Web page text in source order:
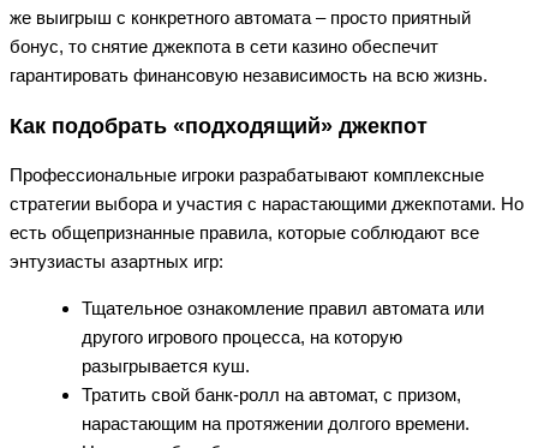
же выигрыш с конкретного автомата – просто приятный
бонус, то снятие джекпота в сети казино обеспечит
гарантировать финансовую независимость на всю жизнь.
Как подобрать «подходящий» джекпот
Профессиональные игроки разрабатывают комплексные
стратегии выбора и участия с нарастающими джекпотами. Но
есть общепризнанные правила, которые соблюдают все
энтузиасты азартных игр:
Тщательное ознакомление правил автомата или
другого игрового процесса, на которую
разыгрывается куш.
Тратить свой банк-ролл на автомат, с призом,
нарастающим на протяжении долгого времени.